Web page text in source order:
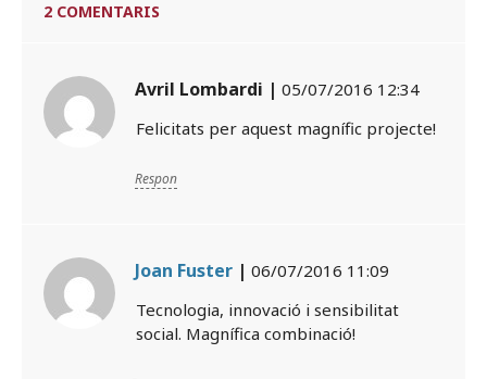
2 COMENTARIS
Avril Lombardi | 05/07/2016 12:34
Felicitats per aquest magnífic projecte!
Respon
Joan Fuster | 06/07/2016 11:09
Tecnologia, innovació i sensibilitat
social. Magnífica combinació!